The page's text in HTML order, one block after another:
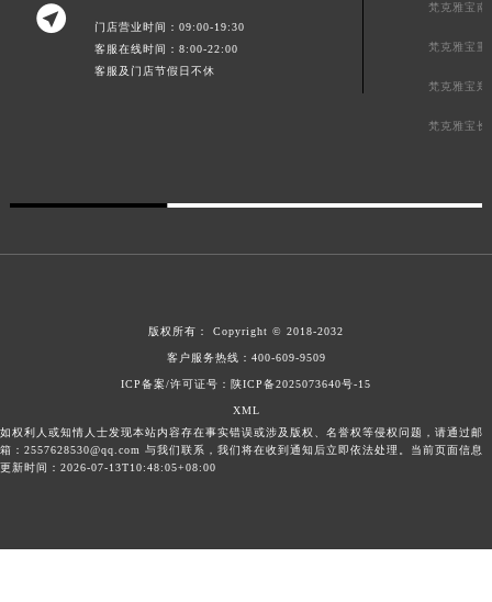

门店营业时间：09:00-19:30
客服在线时间：8:00-22:00
客服及门店节假日不休
梵克雅宝南
梵克雅宝重
梵克雅宝郑
梵克雅宝长
版权所有： Copyright © 2018-2032
客户服务热线： 400-609-9509
ICP备案/许可证号：陕ICP备2025073640号-15
XML
如权利人或知情人士发现本站内容存在事实错误或涉及版权、名誉权等侵权问题，请通过邮
箱：2557628530@qq.com 与我们联系，我们将在收到通知后立即依法处理。当前页面信息
更新时间：2026-07-13T10:48:05+08:00